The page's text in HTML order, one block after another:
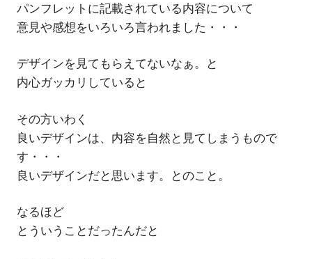
パンフレットに記載されている内容について
意見や感想をいろいろ言われました・・・
デザインを見てもらえてないなぁ。と
内心ガッカリしていると
その方いわく
良いデザインは、内容を自然と見てしまうもので
す・・・
良いデザインだと思います。とのこと。
なるほど
とういうことだったんだと